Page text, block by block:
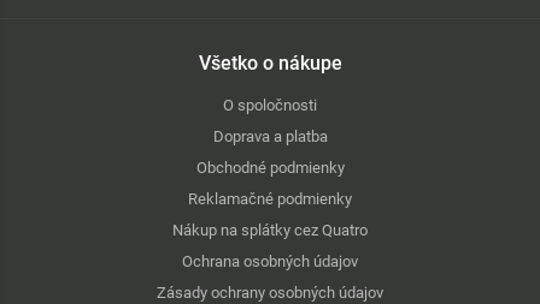
Všetko o nákupe
O spoločnosti
Doprava a platba
Obchodné podmienky
Reklamačné podmienky
Nákup na splátky cez Quatro
Ochrana osobných údajov
Zásady ochrany osobných údajov